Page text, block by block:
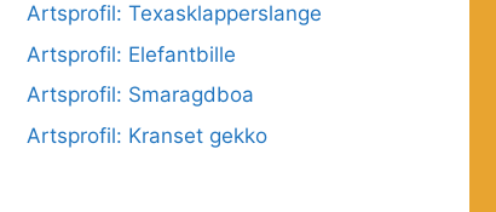
Artsprofil: Texasklapperslange
Artsprofil: Elefantbille
Artsprofil: Smaragdboa
Artsprofil: Kranset gekko